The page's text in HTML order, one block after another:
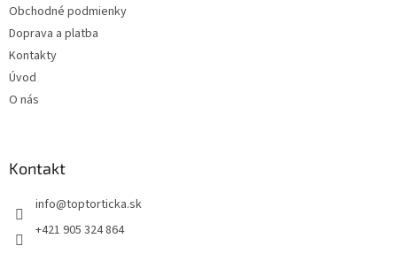
Obchodné podmienky
Doprava a platba
Kontakty
Úvod
O nás
Kontakt
+421 905 324 864